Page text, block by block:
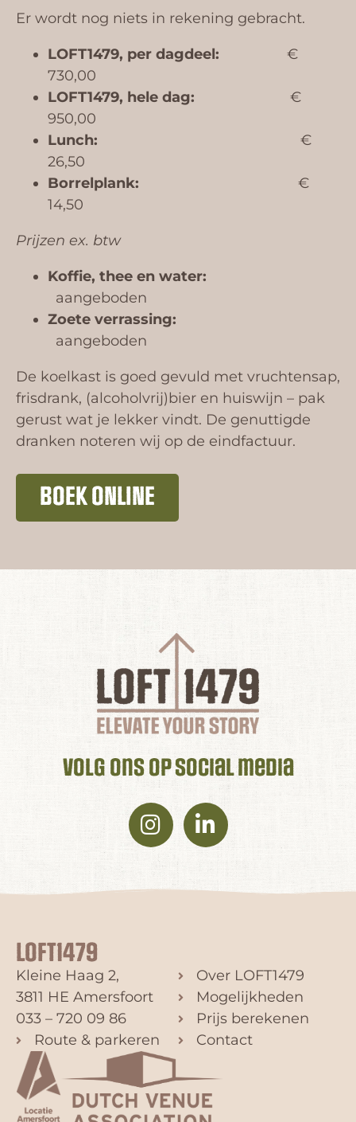
Er wordt nog niets in rekening gebracht.
LOFT1479, per dagdeel: €
730,00
LOFT1479, hele dag:
€
950,00
Lunch: €
26,50
Borrelplank: €
14,50
Prijzen ex. btw
Koffie, thee en water:
aangeboden
Zoete verrassing:
aangeboden
De koelkast is goed gevuld met vruchtensap,
frisdrank, (alcoholvrij)bier en huiswijn – pak
gerust wat je lekker vindt. De genuttigde
dranken noteren wij op de eindfactuur.
BOEK ONLINE
volg ons op social media
LOFT1479
Kleine Haag 2,
3811 HE Amersfoort
033 – 720 09 86
Route & parkeren
Over LOFT1479
Mogelijkheden
Prijs berekenen
Contact